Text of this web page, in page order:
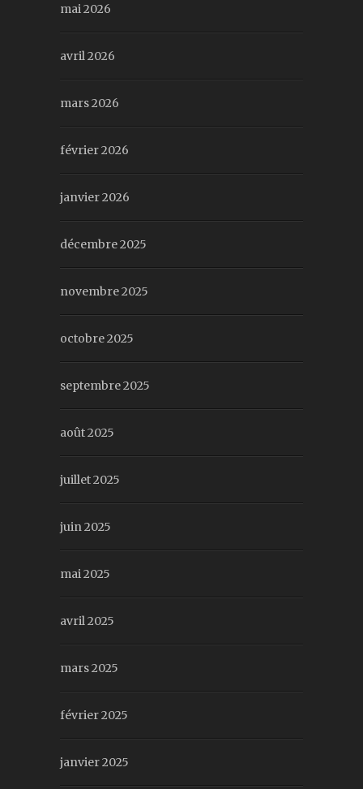
mai 2026
avril 2026
mars 2026
février 2026
janvier 2026
décembre 2025
novembre 2025
octobre 2025
septembre 2025
août 2025
juillet 2025
juin 2025
mai 2025
avril 2025
mars 2025
février 2025
janvier 2025